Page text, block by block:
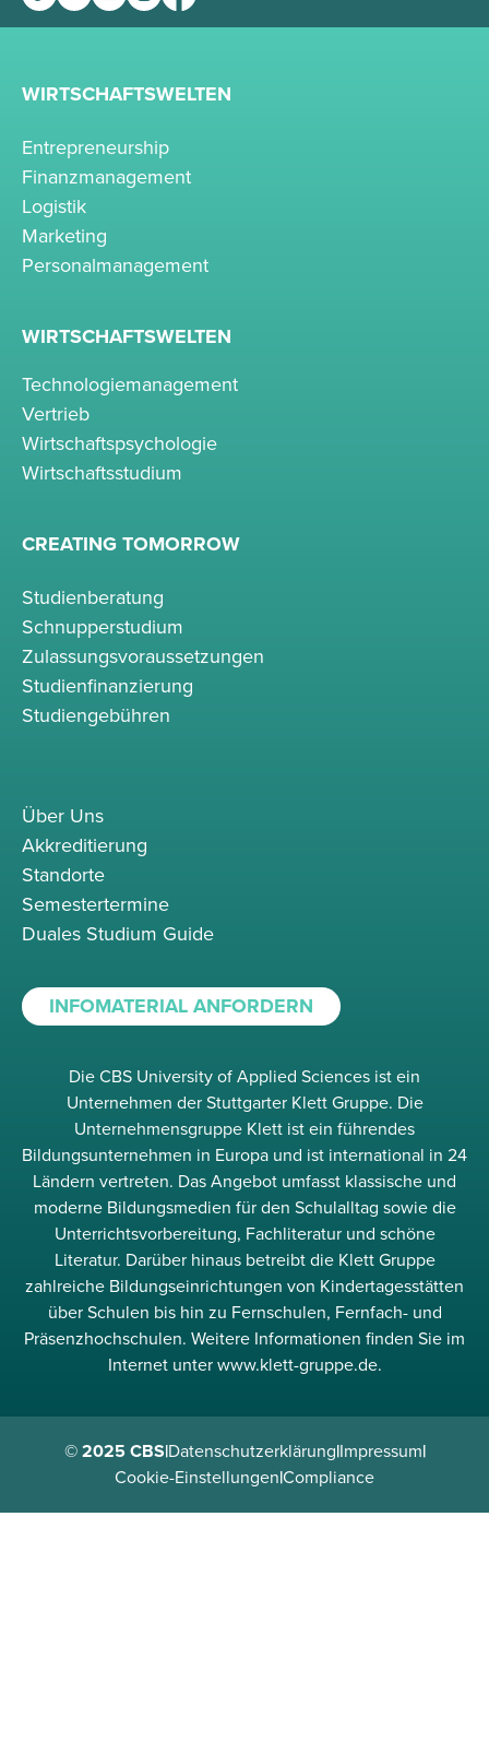
WIRTSCHAFTSWELTEN
Entrepreneurship
Finanzmanagement
Logistik
Marketing
Personalmanagement
WIRTSCHAFTSWELTEN
Technologiemanagement
Vertrieb
Wirtschaftspsychologie
Wirtschaftsstudium
CREATING TOMORROW
Studienberatung
Schnupperstudium
Zulassungsvoraussetzungen
Studienfinanzierung
Studiengebühren
Über Uns
Akkreditierung
Standorte
Semestertermine
Duales Studium Guide
INFOMATERIAL ANFORDERN
Die CBS University of Applied Sciences ist ein
Unternehmen der Stuttgarter Klett Gruppe. Die
Unternehmensgruppe Klett ist ein führendes
Bildungsunternehmen in Europa und ist international in 24
Ländern vertreten. Das Angebot umfasst klassische und
moderne Bildungsmedien für den Schulalltag sowie die
Unterrichtsvorbereitung, Fachliteratur und schöne
Literatur. Darüber hinaus betreibt die Klett Gruppe
zahlreiche Bildungseinrichtungen von Kindertagesstätten
über Schulen bis hin zu Fernschulen, Fernfach- und
Präsenzhochschulen. Weitere Informationen finden Sie im
Internet unter www.klett-gruppe.de.
© 2025 CBS|Datenschutzerklärung|Impressum|
Cookie-Einstellungen|Compliance